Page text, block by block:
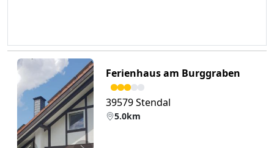
Ferienhaus am Burggraben
39579 Stendal
5.0km